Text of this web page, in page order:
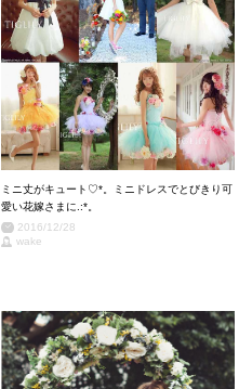
ミニ丈がキュート♡*。ミニドレスでとびきり可
愛い花嫁さまに.:*。
2016/12/28
wake